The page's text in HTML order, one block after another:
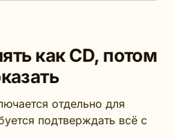
как CD, потом
отдельно для
подтверждать всё с